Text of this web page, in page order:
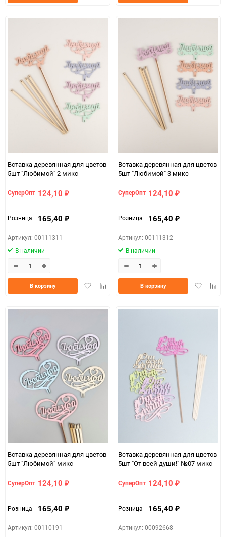
Вставка деревянная для цветов
5шт "Любимой" 2 микс
СуперОпт 124,10 ₽
Розница 165,40 ₽
Артикул: 00111311
В наличии
ДобавитьДобавить
В корзину
Вставка деревянная для цветов
5шт "Любимой" 3 микс
СуперОпт 124,10 ₽
Розница 165,40 ₽
Артикул: 00111312
В наличии
Добавить
В корзину
Вставка деревянная для цветов
5шт "Любимой" микс
СуперОпт 124,10 ₽
Розница 165,40 ₽
Артикул: 00110191
Вставка деревянная для цветов
5шт "От всей души!" №07 микс
СуперОпт 124,10 ₽
Розница 165,40 ₽
Артикул: 00092668